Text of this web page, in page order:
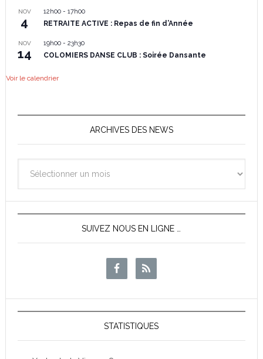
NOV
4
12h00- 17h00
RETRAITE ACTIVE : Repas de fin d’Année
NOV
14
19h00- 23h30
COLOMIERS DANSE CLUB : Soirée Dansante
Voir le calendrier
ARCHIVES DES NEWS
des
News
SUIVEZ NOUS EN LIGNE …
STATISTIQUES